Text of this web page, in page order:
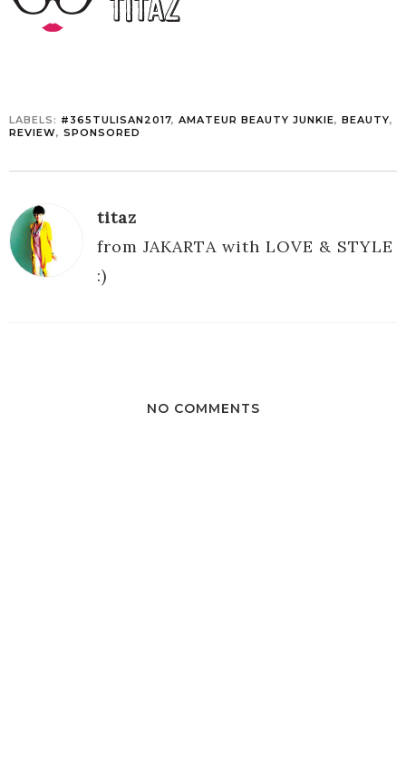
LABELS: #365TULISAN2017, AMATEUR BEAUTY JUNKIE, BEAUTY,
REVIEW, SPONSORED
titaz
from JAKARTA with LOVE & STYLE
:)
NO COMMENTS